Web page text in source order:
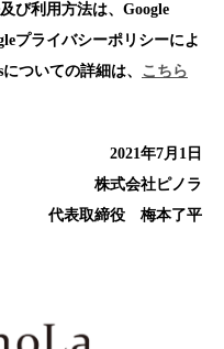
び利用方法は、Google
プライバシーポリシーによ
ついての詳細は、 こちら
2021年7月1日
株式会社ピノラ
代表取締役 梅本了平